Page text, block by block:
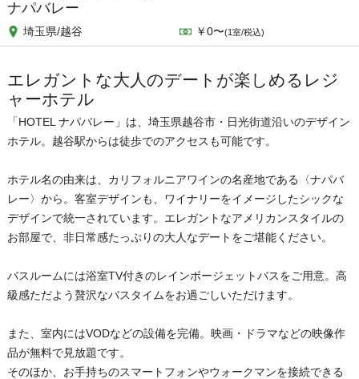
ナパバレー
埼玉県/越谷 ￥0〜(1室/税込)
エレガントな大人のデートが楽しめるレジ
ャーホテル
「HOTEL ナパバレー」は、埼玉県越谷市・日光街道沿いのデザイン
ホテル。越谷駅からは徒歩でのアクセスも可能です。
ホテル名の由来は、カリフォルニアワインの名産地である〈ナパバ
レー〉から。客室デザインも、ワイナリーをイメージしたシックな
デザインで統一されています。エレガントなアメリカンスタイルの
お部屋で、非日常感たっぷりの大人なデートをご堪能ください。
バスルームには浴室TV付きのレインボージェットバスをご用意。高
級感ただよう贅沢なバスタイムをお過ごしいただけます。
また、室内にはVODなどの設備を完備。映画・ドラマなどの映像作
品が無料で見放題です。
そのほか、お手持ちのスマートフォンやウォークマンを接続できる